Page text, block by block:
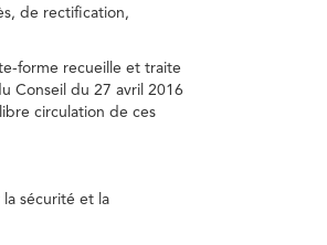
de rectification,
forme recueille et traite
Conseil du 27 avril 2016
circulation de ces
sécurité et la